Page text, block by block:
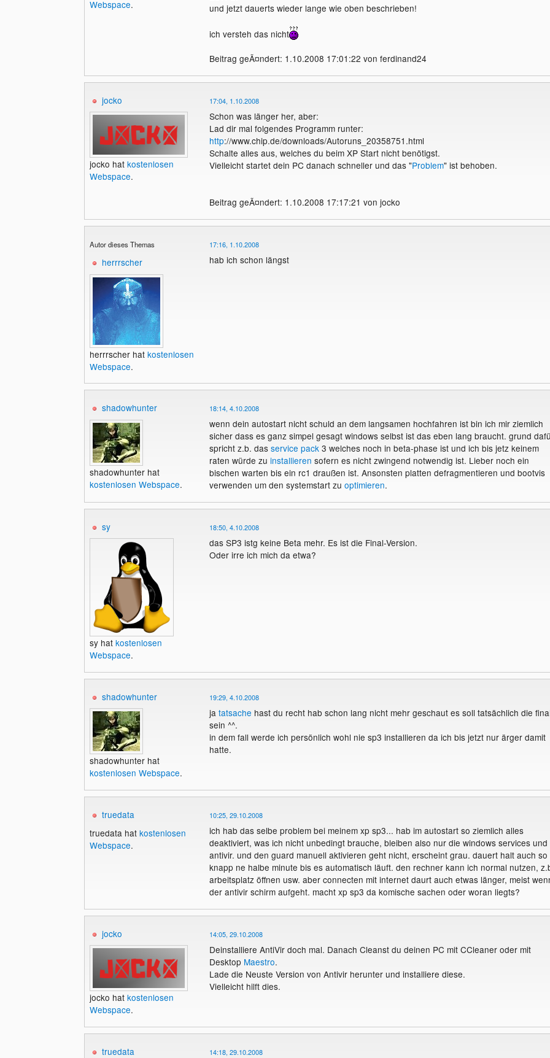
Webspace.
und jetzt dauerts wieder lange wie oben beschrieben!
ich versteh das nicht
Beitrag geÃ¤ndert: 1.10.2008 17:01:22 von ferdinand24
jocko
jocko hat kostenlosen
Webspace.
17:04, 1.10.2008
Schon was länger her, aber:
Lad dir mal folgendes Programm runter:
http://www.chip.de/downloads/Autoruns_20358751.html
Schalte alles aus, welches du beim XP Start nicht benötigst.
Vielleicht startet dein PC danach schneller und das "Problem" ist behoben.
Beitrag geÃ¤ndert: 1.10.2008 17:17:21 von jocko
Autor dieses Themas
herrrscher
herrrscher hat kostenlosen
Webspace.
17:16, 1.10.2008
hab ich schon längst
shadowhunter
shadowhunter hat
kostenlosen Webspace.
18:14, 4.10.2008
wenn dein autostart nicht schuld an dem langsamen hochfahren ist bin ich mir ziemlich
sicher dass es ganz simpel gesagt windows selbst ist das eben lang braucht. grund
spricht z.b. das service pack3 welches noch in beta-phase ist und ich bis jetz keinem
raten würde zu installieren sofern es nicht zwingend notwendig ist. Lieber noch ein
bischen warten bis ein rc1 draußen ist. Ansonsten platten defragmentieren und bootvis
verwenden um den systemstart zu optimieren.
sy
sy hat kostenlosen
Webspace.
18:50, 4.10.2008
das SP3 istg keine Beta mehr. Es ist die Final-Version.
Oder irre ich mich da etwa?
shadowhunter
shadowhunter hat
kostenlosen Webspace.
19:29, 4.10.2008
ja tatsache hast du recht hab schon lang nicht mehr geschaut es soll tatsächlich die
sein ^^.
in dem fall werde ich persönlich wohl nie sp3 installieren da ich bis jetzt nur ärger damit
hatte.
truedata
truedata hat kostenlosen
Webspace.
10:25, 29.10.2008
ich hab das selbe problem bei meinem xp sp3... hab im autostart so ziemlich alles
deaktiviert, was ich nicht unbedingt brauche, bleiben also nur die windows services und
antivir. und den guard manuell aktivieren geht nicht, erscheint grau. dauert halt auch so
knapp ne halbe minute bis es automatisch läuft. den rechner kann ich normal nutzen,
arbeitsplatz öffnen usw. aber connecten mit internet daurt auch etwas länger, meist
der antivir schirm aufgeht. macht xp sp3 da komische sachen oder woran liegts?
jocko
jocko hat kostenlosen
Webspace.
14:05, 29.10.2008
Deinstalliere AntiVir doch mal. Danach Cleanst du deinen PC mit CCleaner oder mit
Desktop Maestro.
Lade die Neuste Version von Antivir herunter und installiere diese.
Vielleicht hilft dies.
truedata 14:18, 29.10.2008